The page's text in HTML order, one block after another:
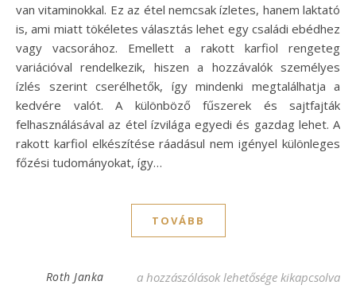
van vitaminokkal. Ez az étel nemcsak ízletes, hanem laktató
is, ami miatt tökéletes választás lehet egy családi ebédhez
vagy vacsorához. Emellett a rakott karfiol rengeteg
variációval rendelkezik, hiszen a hozzávalók személyes
ízlés szerint cserélhetők, így mindenki megtalálhatja a
kedvére valót. A különböző fűszerek és sajtfajták
felhasználásával az étel ízvilága egyedi és gazdag lehet. A
rakott karfiol elkészítése ráadásul nem igényel különleges
főzési tudományokat, így…
TOVÁBB
Roth Janka Rakott karfiol recept: ízletes és laktató
a hozzászólások lehetősége kikapcsolva